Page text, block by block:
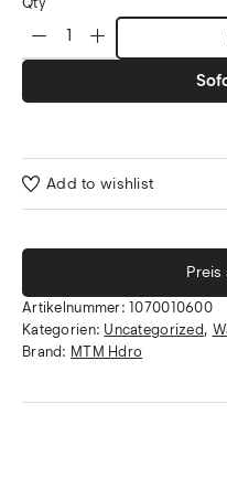
Add to wishlist
Preis
Artikelnummer:1070010600
Kategorien: Uncategorized ,
Brand: MTM Hdro